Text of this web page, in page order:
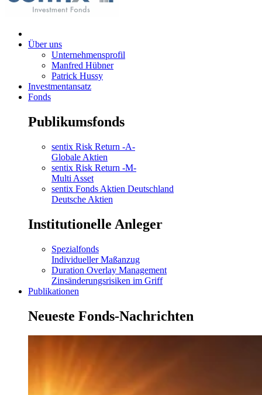
Über uns
Unternehmensprofil
Manfred Hübner
Patrick Hussy
Investmentansatz
Fonds
Publikumsfonds
sentix Risk Return -A-
Globale Aktien
sentix Risk Return -M-
Multi Asset
sentix Fonds Aktien Deutschland
Deutsche Aktien
Institutionelle Anleger
Spezialfonds
Individueller Maßanzug
Duration Overlay Management
Zinsänderungsrisiken im Griff
Publikationen
Neueste Fonds-Nachrichten